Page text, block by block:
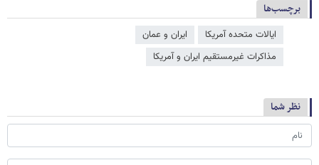
برچسب‌ها
ایالات متحده آمریکا
ایران و عمان
مذاكرات غيرمستقيم ايران و آمریکا
نظر شما